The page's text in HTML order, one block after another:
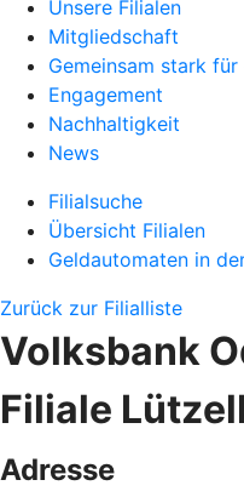
Unsere Filialen
Mitgliedschaft
Gemeinsam stark
Engagement
Nachhaltigkeit
News
Filialsuche
Übersicht Filialen
Geldautomaten in
Zurück zur Filialliste
Volksbank
Filiale
Adresse